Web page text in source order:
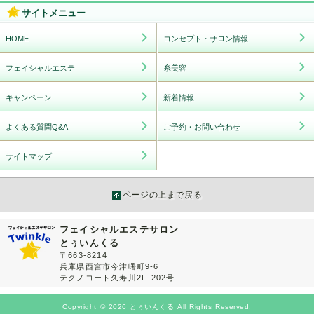
サイトメニュー
HOME
フェイシャルエステ
キャンペーン
よくある質問Q&A
サイトマップ
コンセプト・サロン情報
糸美容
新着情報
ご予約・お問い合わせ
ページの上まで戻る
フェイシャルエステサロン
とぅいんくる
〒663-8214
兵庫県西宮市今津曙町9-6
テクノコート久寿川2F 202号
Copyright © 2026 とぅいんくる All Rights Reserved.